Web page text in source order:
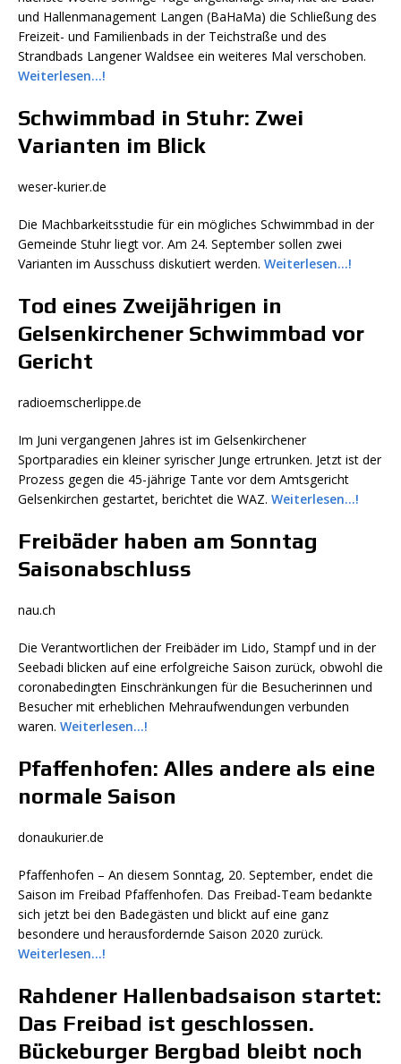
und Hallenmanagement Langen (BaHaMa) die Schließung des
Freizeit- und Familienbads in der Teichstraße und des
Strandbads Langener Waldsee ein weiteres Mal verschoben.
Weiterlesen…!
Schwimmbad in Stuhr: Zwei
Varianten im Blick
weser-kurier.de
Die Machbarkeitsstudie für ein mögliches Schwimmbad in der
Gemeinde Stuhr liegt vor. Am 24. September sollen zwei
Varianten im Ausschuss diskutiert werden. Weiterlesen…!
Tod eines Zweijährigen in
Gelsenkirchener Schwimmbad vor
Gericht
radioemscherlippe.de
Im Juni vergangenen Jahres ist im Gelsenkirchener
Sportparadies ein kleiner syrischer Junge ertrunken. Jetzt ist der
Prozess gegen die 45-jährige Tante vor dem Amtsgericht
Gelsenkirchen gestartet, berichtet die WAZ. Weiterlesen…!
Freibäder haben am Sonntag
Saisonabschluss
nau.ch
Die Verantwortlichen der Freibäder im Lido, Stampf und in der
Seebadi blicken auf eine erfolgreiche Saison zurück, obwohl die
coronabedingten Einschränkungen für die Besucherinnen und
Besucher mit erheblichen Mehraufwendungen verbunden
waren. Weiterlesen…!
Pfaffenhofen: Alles andere als eine
normale Saison
donaukurier.de
Pfaffenhofen – An diesem Sonntag, 20. September, endet die
Saison im Freibad Pfaffenhofen. Das Freibad-Team bedankte
sich jetzt bei den Badegästen und blickt auf eine ganz
besondere und herausfordernde Saison 2020 zurück.
Weiterlesen…!
Rahdener Hallenbadsaison startet:
Das Freibad ist geschlossen.
Bückeburger Bergbad bleibt noch